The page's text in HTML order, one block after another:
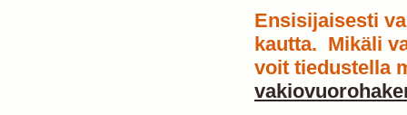
Ensisijaisesti
kautta. Mikäli
voit tiedustella